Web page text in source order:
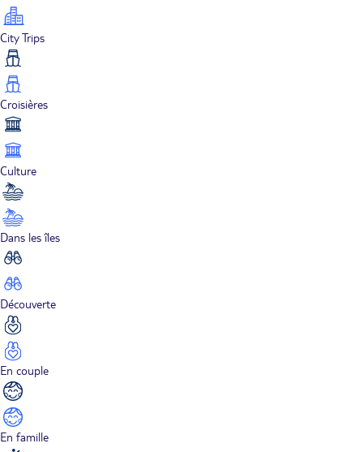
City Trips
Croisières
Culture
Dans les îles
Découverte
En couple
En famille